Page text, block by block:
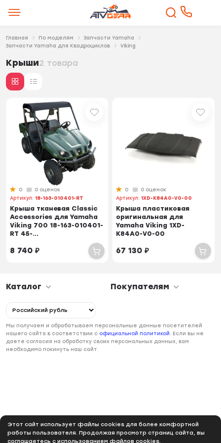
Этот сайт использует файлы cookies для более комфортной
работы пользователя. Продолжая просмотр страниц сайта, вы
соглашаетесь с использованием файлов cookies.
Главная По моделям
Запчасти Yamaha
Запчасти Yamaha для Квадроциклов
Viking
Крыши2 товара
0
0 оценок
Артикул:18-163-010401-RT
Крыша тканевая Classic
Accessories для Yamaha
Viking 700 18-163-010401-
RT 45-...
8 740₽
0
0 оценок
Артикул:1XD-K84A0-V0-00
Крыша пластиковая
оригинальная для
Yamaha Viking 1XD-
K84A0-V0-00
67 130₽
Каталог Покупателям
Мы получаем и обрабатываем персональные данные посетителей
нашего сайта в соответствии с официальной политикой. Если вы не
даете согласия на обработку своих персональных данных, вам
необходимо покинуть наш сайт.